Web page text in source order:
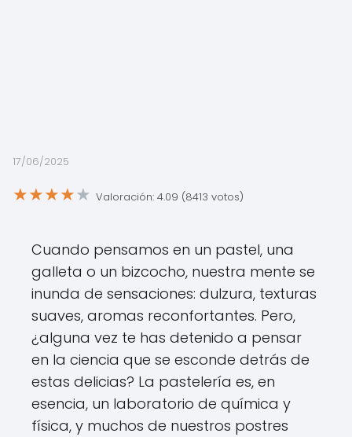
17/06/2025
★★★★★ Valoración: 4.09 (8413 votos)
Cuando pensamos en un pastel, una
galleta o un bizcocho, nuestra mente se
inunda de sensaciones: dulzura, texturas
suaves, aromas reconfortantes. Pero,
¿alguna vez te has detenido a pensar
en la ciencia que se esconde detrás de
estas delicias? La pastelería es, en
esencia, un laboratorio de química y
física, y muchos de nuestros postres